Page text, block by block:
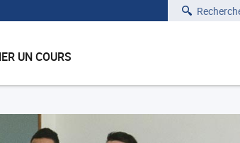
Rechercher
UN COURS